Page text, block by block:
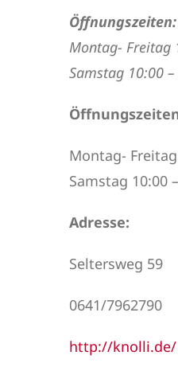
Öffnungszeiten:
Montag- Freitag
Samstag 10:00
Montag-
Samstag 10:00
Adresse:
Seltersweg 59
0641/7962790
http://knolli.de/